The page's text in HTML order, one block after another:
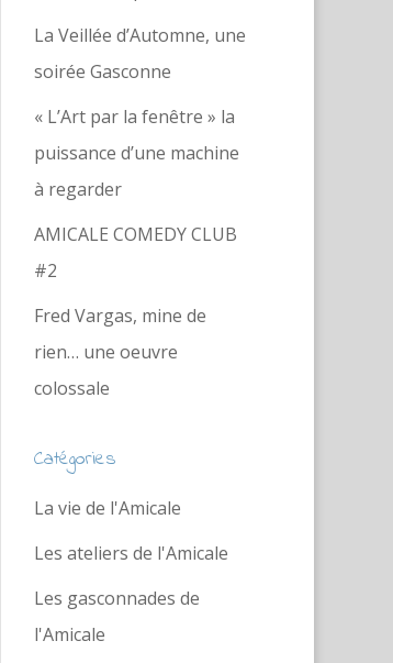
La Veillée d’Automne, une
soirée Gasconne
« L’Art par la fenêtre » la
puissance d’une machine
à regarder
AMICALE COMEDY CLUB
#2
Fred Vargas, mine de
rien… une oeuvre
colossale
Catégories
La vie de l'Amicale
Les ateliers de l'Amicale
Les gasconnades de
l'Amicale